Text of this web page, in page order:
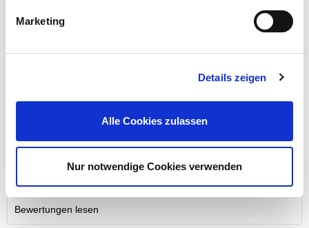
Marketing
Details zeigen
Alle Cookies zulassen
Nur notwendige Cookies verwenden
vielseitiges Gartenwerkzeug mit einer beeindruckenden
Arbeitsbreite von etwa 6,5 cm, das sich perfekt zum Jäten,
Häufeln, Hacken und Auflockern des Bodens eignet.mehr
Bewertungen (1)
Bewertungen lesen